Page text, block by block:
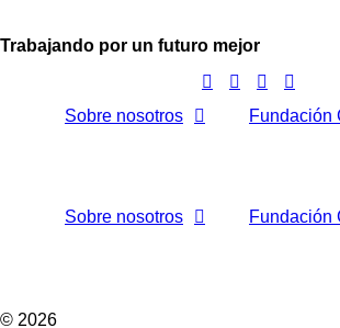
Trabajando por un futuro mejor
Sobre nosotros Fundación
Sobre nosotros Fundación
© 2026